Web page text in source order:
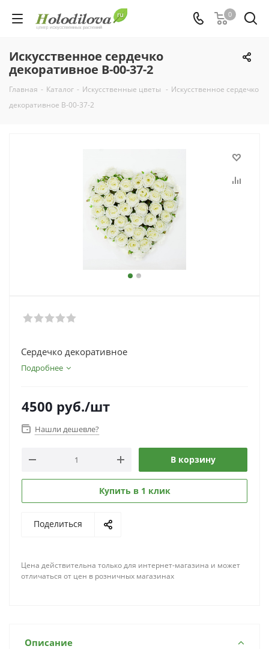
0
Искусственное сердечко
декоративное В-00-37-2
Главная - Каталог - Искусственные цветы - Искусственное сердечко
декоративное В-00-37-2
Сердечко декоративное
Подробнее
4500 руб./шт
Нашли дешевле?
В корзину
Купить в 1 клик
Поделиться
Цена действительна только для интернет-магазина и может
отличаться от цен в розничных магазинах
Описание